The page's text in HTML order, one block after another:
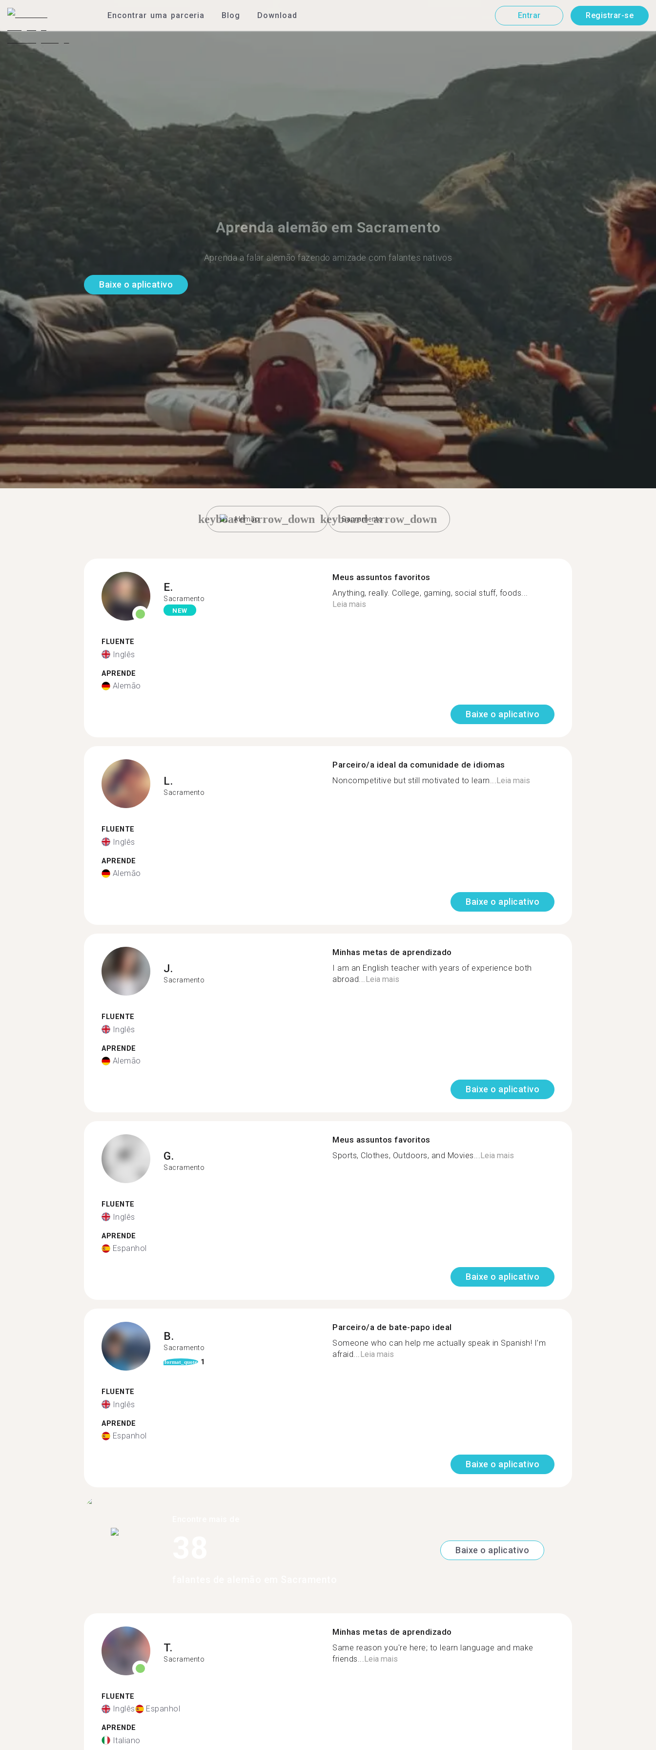
Encontrar uma parceria Blog Download Entrar Registrar-se
Aprenda alemão em Sacramento
Aprenda a falar alemão fazendo amizade com falantes nativos
Baixe o aplicativo
Alemão
keyboard_arrow_down Sacramento
keyboard_arrow_down
E.
Sacramento
NEW
FLUENTE
Inglês
APRENDE
Alemão
Meus assuntos favoritos
Anything, really. College, gaming, social stuff, foods...
Leia mais
Baixe o aplicativo
L.
Sacramento
FLUENTE
Inglês
APRENDE
Alemão
Parceiro/a ideal da comunidade de idiomas
Noncompetitive but still motivated to learn...Leia mais
Baixe o aplicativo
J.
Sacramento
FLUENTE
Inglês
APRENDE
Alemão
Minhas metas de aprendizado
I am an English teacher with years of experience both
abroad...Leia mais
Baixe o aplicativo
G.
Sacramento
FLUENTE
Inglês
APRENDE
Espanhol
Meus assuntos favoritos
Sports, Clothes, Outdoors, and Movies...Leia mais
Baixe o aplicativo
B.
Sacramento
format_quote 1
FLUENTE
Inglês
APRENDE
Espanhol
Parceiro/a de bate-papo ideal
Someone who can help me actually speak in Spanish! I’m
afraid...Leia mais
Baixe o aplicativo
Baixe o aplicativo
T.
Sacramento
FLUENTE
Inglês Espanhol
APRENDE
Italiano
Minhas metas de aprendizado
Same reason you're here; to learn language and make
friends... Leia mais